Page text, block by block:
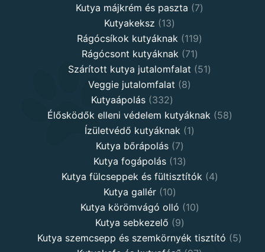
Kutya májkrém és paszta 77
Kutyakeksz 1313
products
Rágócsíkok kutyáknak 119119
Rágócsont kutyáknak 7171
products
Szárított kutya jutalomfalat 5151
Veggie jutalomfalat 88
Kutyaápolás 332332
products
Élősködők elleni védelem kutyáknak 5858
Ízületvédő kutyáknak 11
Kutya bőrápolás 77
products
Kutya fogápolás 1313
products
Kutya fülcseppek és fültisztítók 44
Kutya gallér 1010
products
Kutya körömvágó olló 1010
Kutya sebkezelő 99
products
Kutya szemcsepp és szemkörnyék tisztító 55